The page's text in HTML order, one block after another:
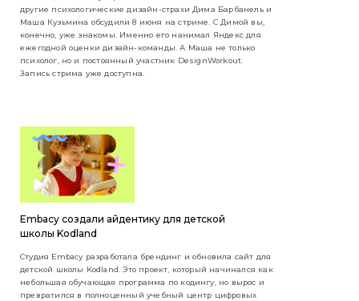
другие психологические дизайн-страхи Дима Барбанель и
Маша Кузьмина обсудили 8 июня на стриме. С Димой вы,
конечно, уже знакомы. Именно его нанимал Яндекс для
ежегодной оценки дизайн-команды. А Маша не только
психолог, но и постоянный участник DesignWorkout.
Запись стрима уже доступна.
Embacy создали айдентику для детской
школы Kodland
Студия Embacy разработала брендинг и обновила сайт для
детской школы Kodland. Это проект, который начинался как
небольшая обучающая программа по кодингу, но вырос и
превратился в полноценный учебный центр цифровых